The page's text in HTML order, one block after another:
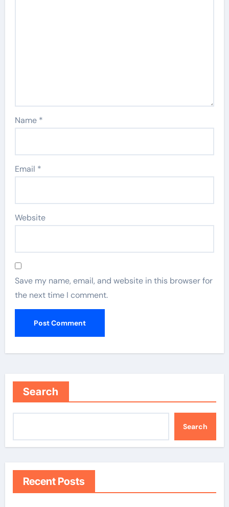
Name *
Email *
Website
Save my name, email, and website in this browser for
the next time I comment.
Search
Search
Recent Posts